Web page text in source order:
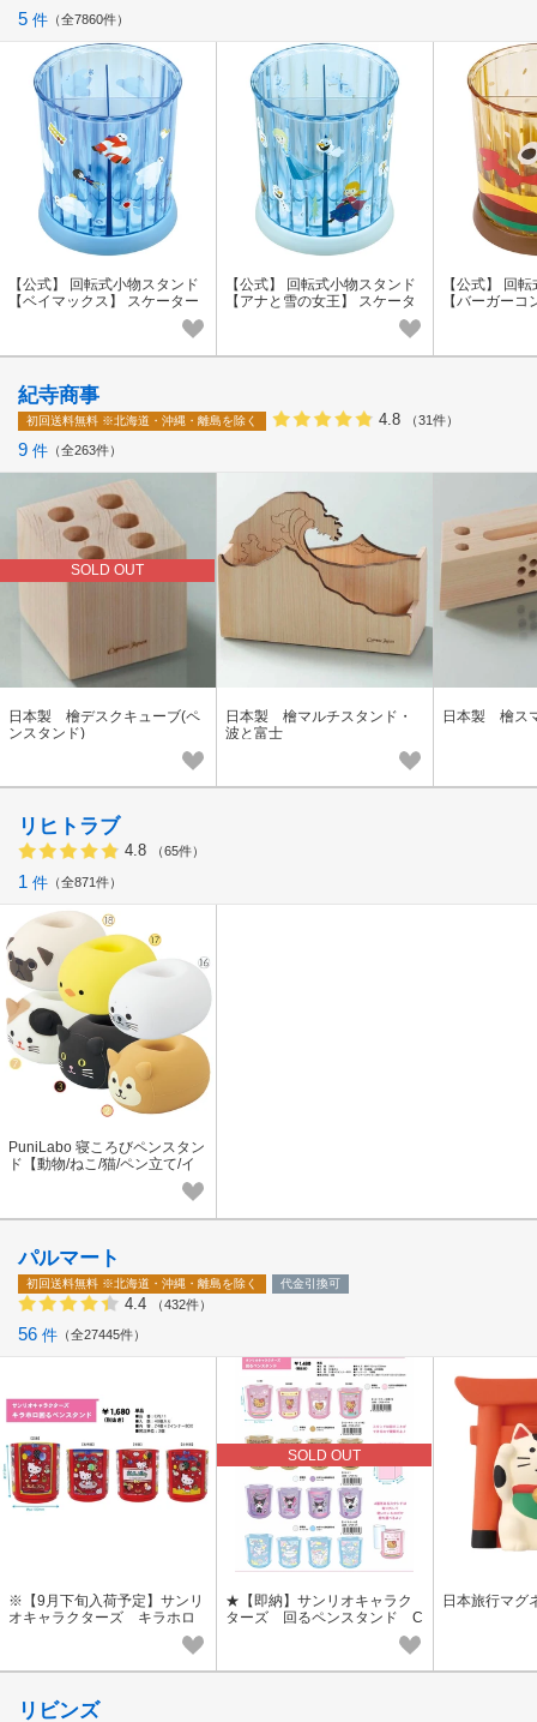
5 件 全7860件
【公式】 回転式小物スタンド
【ベイマックス】 スケーター
【公式】 回転式小物スタンド
【アナと雪の女王】 スケータ
【公式】 回
【バーガー
紀寺商事
初回送料無料 ※北海道・沖縄・離島を除く 4.8 （31件）
9 件 全263件
SOLD OUT
日本製 檜デスクキューブ(ペ
ンスタンド)
日本製 檜マルチスタンド・
波と富士
日本製 檜ス
リヒトラブ
4.8 （65件）
1 件 全871件
PuniLabo 寝ころびペンスタン
ド【動物/ねこ/猫/ペン立て/イ
パルマート
初回送料無料 ※北海道・沖縄・離島を除く 代金引換可
4.4 （432件）
56 件 全27445件
※【9月下旬入荷予定】サンリ
オキャラクターズ キラホロ
回るペンスタンド CPE11
SOLD OUT
★【即納】サンリオキャラク
ターズ 回るペンスタンド C
日本旅行マグ
リビンズ